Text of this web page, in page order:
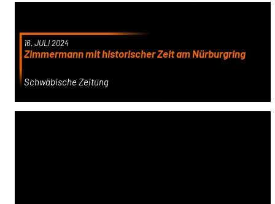
16. JULI 2024
Zimmermann mit historischer Zeit am Nürburgring
Schwäbische Zeitung